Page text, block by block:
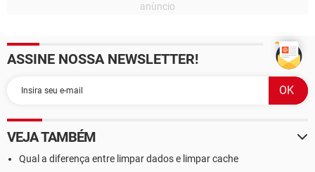
ASSINE NOSSA NEWSLETTER!
VEJA TAMBÉM
Qual a diferença entre limpar dados e limpar cache